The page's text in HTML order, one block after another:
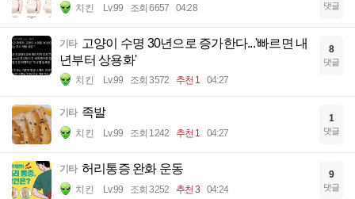
치킨 Lv.99 조회 6657 04:28 댓글
기타 고양이 수명 30년으로 증가한다...'빠르면 내
년부터 상용화'
치킨 Lv.99 조회 3572 추천 1 04:27
8
댓글
기타 족발
치킨 Lv.99 조회 1242 추천 1 04:27
1
댓글
기타 허리통증 완화 운동
치킨 Lv.99 조회 3252 추천 3 04:24
9
댓글